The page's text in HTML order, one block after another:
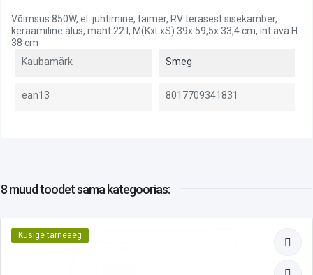
Võimsus 850W, el. juhtimine, taimer, RV terasest sisekamber,
keraamiline alus, maht 22 l, M(KxLxS) 39x 59,5x 33,4 cm, int ava H
38 cm
Kaubamärk
Smeg
ean13 8017709341831
8 muud toodetsama kategoorias:
Küsige tarneaeg